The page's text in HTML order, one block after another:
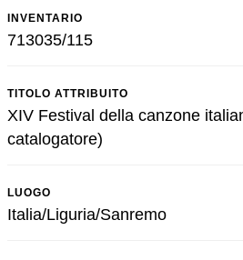
INVENTARIO
713035/115
TITOLO ATTRIBUITO
XIV Festival della canzone
catalogatore)
LUOGO
Italia/Liguria/Sanremo